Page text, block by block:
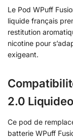
Le Pod WPuff
liquide français
restitution
nicotine pour
exigeant.
2.0 Liquideo
Ce pod de
batterie WPuff